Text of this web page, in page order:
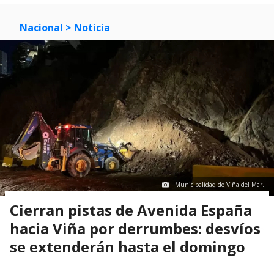
Nacional > Noticia
Municipalidad de Viña del Mar.
Cierran pistas de Avenida España
hacia Viña por derrumbes: desvíos
se extenderán hasta el domingo